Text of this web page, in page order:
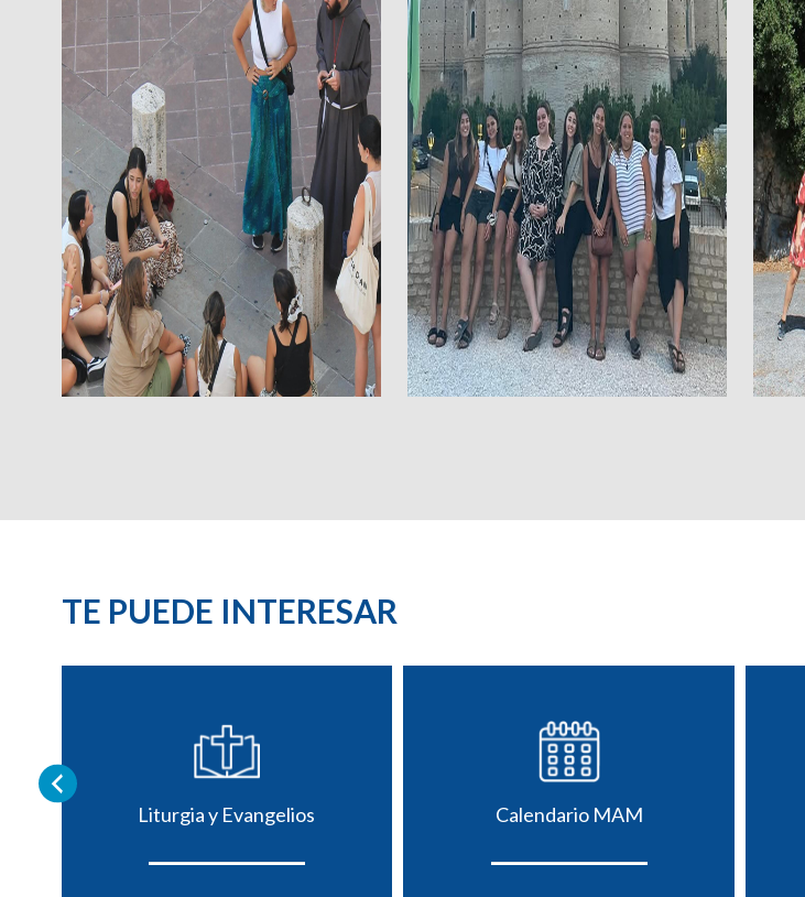
TE PUEDE INTERESAR
Liturgia y Evangelios Calendario MAM